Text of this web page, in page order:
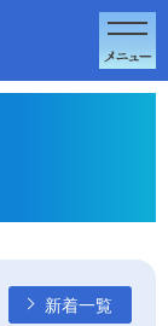
新着一覧